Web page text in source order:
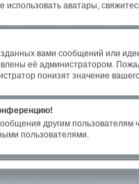
использовать аватары,
вами сообщений или
её администратором.
понизят значение
другим
пользователями.